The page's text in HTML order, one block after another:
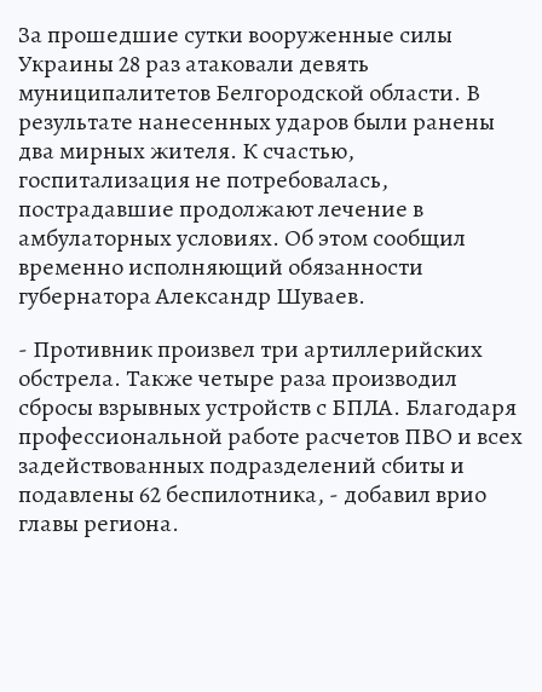
За прошедшие сутки вооруженные силы
Украины 28 раз атаковали девять
муниципалитетов Белгородской области. В
результате нанесенных ударов были ранены
два мирных жителя. К счастью,
госпитализация не потребовалась,
пострадавшие продолжают лечение в
амбулаторных условиях. Об этом сообщил
временно исполняющий обязанности
губернатора Александр Шуваев.
- Противник произвел три артиллерийских
обстрела. Также четыре раза производил
сбросы взрывных устройств с БПЛА. Благодаря
профессиональной работе расчетов ПВО и всех
задействованных подразделений сбиты и
подавлены 62 беспилотника, - добавил врио
главы региона.